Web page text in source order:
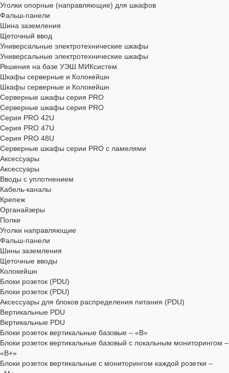
Уголки опорные (направляющие) для шкафов
Фальш-панели
Шина заземления
Щеточный ввод
Универсальные электротехнические шкафы
Универсальные электротехнические шкафы
Решения на базе УЭШ МИКсистем
Шкафы серверные и Колокейшн
Шкафы серверные и Колокейшн
Серверные шкафы серия PRO
Серверные шкафы серия PRO
Серия PRO 42U
Серия PRO 47U
Серия PRO 48U
Серверные шкафы серии PRO с ламелями
Аксессуары
Аксессуары
Вводы с уплотнением
Кабель-каналы
Крепеж
Органайзеры
Полки
Уголки направляющие
Фальш-панели
Шины заземления
Щеточные вводы
Колокейшн
Блоки розеток (PDU)
Блоки розеток (PDU)
Аксессуары для блоков распределения питания (PDU)
Вертикальные PDU
Вертикальные PDU
Блоки розеток вертикальные базовые – «В»
Блоки розеток вертикальные базовый с локальным мониторингом –
«В+»
Блоки розеток вертикальные с мониторингом каждой розетки –